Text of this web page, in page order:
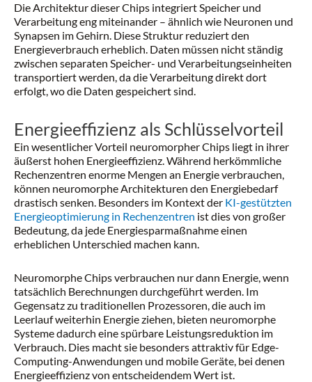
Die Architektur dieser Chips integriert Speicher und
Verarbeitung eng miteinander – ähnlich wie Neuronen und
Synapsen im Gehirn. Diese Struktur reduziert den
Energieverbrauch erheblich. Daten müssen nicht ständig
zwischen separaten Speicher- und Verarbeitungseinheiten
transportiert werden, da die Verarbeitung direkt dort
erfolgt, wo die Daten gespeichert sind.
Energieeffizienz als Schlüsselvorteil
Ein wesentlicher Vorteil neuromorpher Chips liegt in ihrer
äußerst hohen Energieeffizienz. Während herkömmliche
Rechenzentren enorme Mengen an Energie verbrauchen,
können neuromorphe Architekturen den Energiebedarf
drastisch senken. Besonders im Kontext der KI-gestützten
Energieoptimierung in Rechenzentren ist dies von großer
Bedeutung, da jede Energiesparmaßnahme einen
erheblichen Unterschied machen kann.
Neuromorphe Chips verbrauchen nur dann Energie, wenn
tatsächlich Berechnungen durchgeführt werden. Im
Gegensatz zu traditionellen Prozessoren, die auch im
Leerlauf weiterhin Energie ziehen, bieten neuromorphe
Systeme dadurch eine spürbare Leistungsreduktion im
Verbrauch. Dies macht sie besonders attraktiv für Edge-
Computing-Anwendungen und mobile Geräte, bei denen
Energieeffizienz von entscheidendem Wert ist.